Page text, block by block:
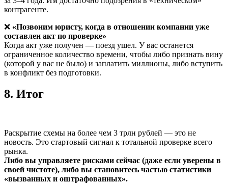
контрагенте.
❌ «Позвоним юристу, когда в отношении компании уже
составлен акт по проверке»
Когда акт уже получен — поезд ушел. У вас останется
ограниченное количество времени, чтобы либо признать вину
(которой у вас не было) и заплатить миллионы, либо вступить
в конфликт без подготовки.
8. Итог
Раскрытие схемы на более чем 3 трлн рублей — это не
новость. Это стартовый сигнал к тотальной проверке всего
рынка.
Либо вы управляете рисками сейчас (даже если уверены в
своей чистоте), либо вы становитесь частью статистики
«вызванных и оштрафованных».